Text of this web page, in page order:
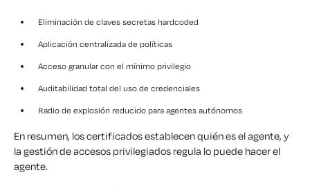
Eliminación de claves secretas hardcoded
Aplicación centralizada de políticas
Acceso granular con el mínimo privilegio
Auditabilidad total del uso de credenciales
Radio de explosión reducido para agentes autónomos
En resumen, los certificados establecenquiénes el agente, y
la gestión de accesos privilegiados regula lo puede hacer el
agente.